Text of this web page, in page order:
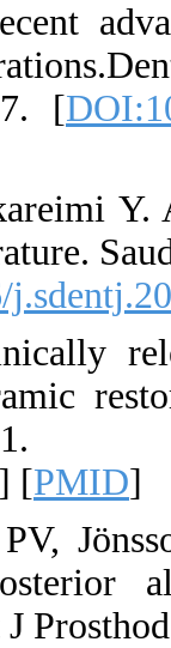
JA.
A,
of the
JR.
of all-
FPDs.